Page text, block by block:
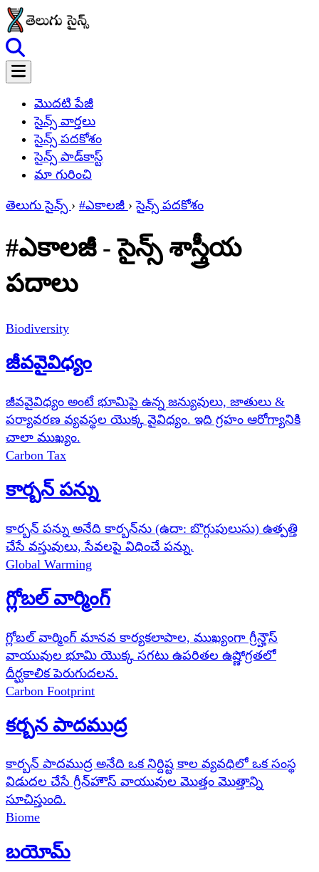
మొదటి పేజీ
సైన్స్ వార్తలు
సైన్స్ పదకోశం
సైన్స్ పాడ్‌కాస్ట్
మా గురించి
తెలుగు సైన్స్ › #ఎకాలజీ › సైన్స్ పదకోశం
#ఎకాలజీ - సైన్స్ శాస్త్రీయ
పదాలు
Biodiversity
జీవవైవిధ్యం
జీవవైవిధ్యం అంటే భూమిపై ఉన్న జన్యువులు, జాతులు &
పర్యావరణ వ్యవస్థల యొక్క వైవిధ్యం. ఇది గ్రహం ఆరోగ్యానికి
చాలా ముఖ్యం.
Carbon Tax
కార్బన్ పన్ను
కార్బన్ పన్ను అనేది కార్బన్‌ను (ఉదా: బొగ్గుపులుసు) ఉత్పత్తి
చేసే వస్తువులు, సేవలపై విధించే పన్ను.
Global Warming
గ్లోబల్ వార్మింగ్
గ్లోబల్ వార్మింగ్ మానవ కార్యకలాపాల, ముఖ్యంగా గ్రీన్హౌస్
వాయువుల భూమి యొక్క సగటు ఉపరితల ఉష్ణోగ్రతలో
దీర్ఘకాలిక పెరుగుదలన.
Carbon Footprint
కర్బన పాదముద్ర
కార్బన్ పాదముద్ర అనేది ఒక నిర్దిష్ట కాల వ్యవధిలో ఒక సంస్థ
విడుదల చేసే గ్రీన్‌హౌస్ వాయువుల మొత్తం మొత్తాన్ని
సూచిస్తుంది.
Biome
బయోమ్